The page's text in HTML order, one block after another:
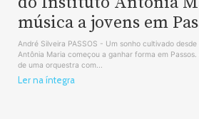
música a jovens em
André Silveira PASSOS - Um sonho cultivado
Antônia Maria começou a ganhar forma em
de uma orquestra com...
Ler na íntegra